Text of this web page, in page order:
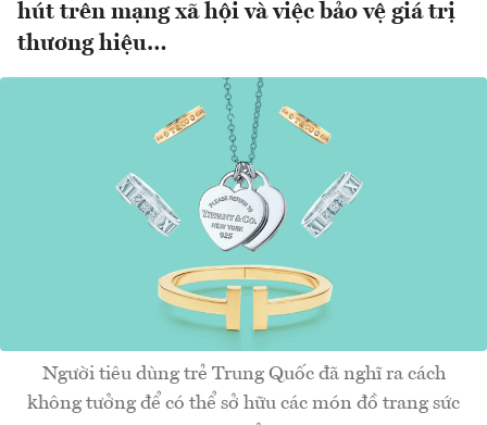
hút trên mạng xã hội và việc bảo vệ giá trị
thương hiệu…
Người tiêu dùng trẻ Trung Quốc đã nghĩ ra cách
không tưởng để có thể sở hữu các món đồ trang sức